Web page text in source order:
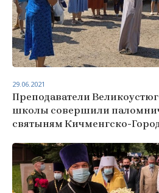
Преподаватели
школы совершили
святыням Кичменгско-
29.06.2021